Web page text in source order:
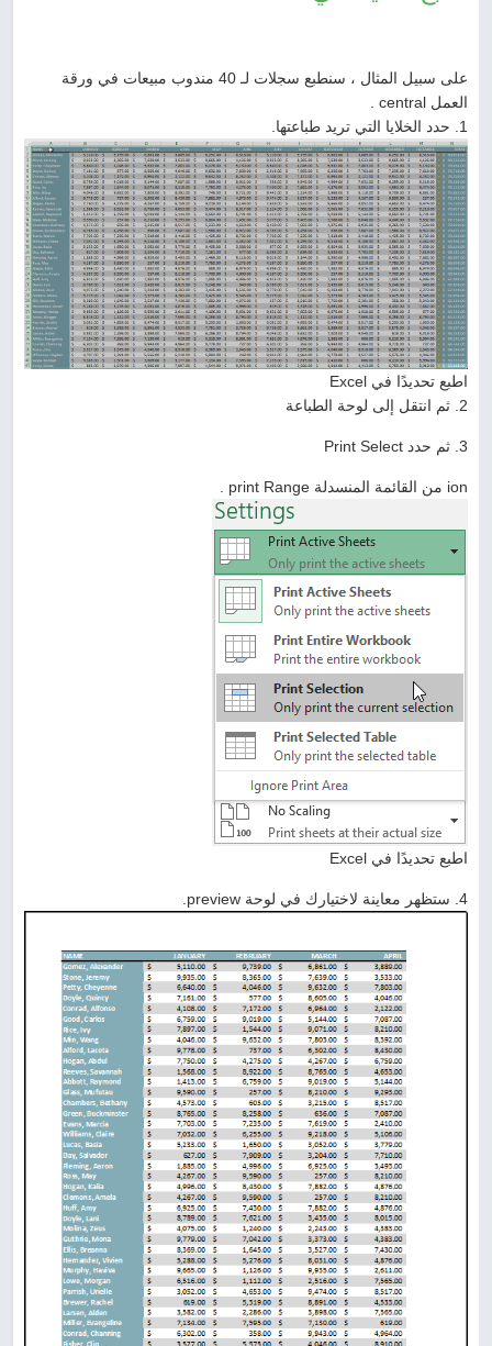
على سبيل المثال ، سنطبع سجلات لـ 40 مندوب مبيعات في ورقة
العمل central .
1. حدد الخلايا التي تريد طباعتها.
اطبع تحديدًا في Excel
2. ثم انتقل إلى لوحة الطباعة
3. ثم حدد Print Select
ion من القائمة المنسدلة print Range .
اطبع تحديدًا في Excel
4. ستظهر معاينة لاختيارك في لوحة preview.